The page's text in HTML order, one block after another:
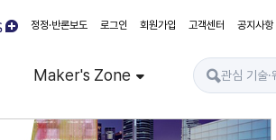
정정·반론보도 로그인 회원가입 고객센터 공지사항
Maker's Zone